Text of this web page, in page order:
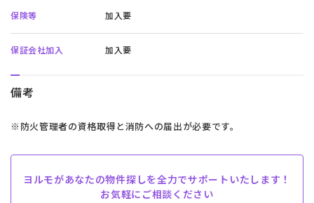
保険等 加入要
保証会社加入 加入要
備考
※防火管理者の資格取得と消防への届出が必要です。
ヨルモがあなたの物件探しを全力でサポートいたします！
お気軽にご相談ください